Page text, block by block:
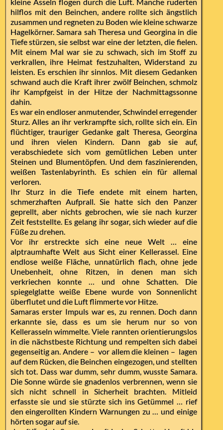
kleine Asseln flogen durch die Luft. Manche ruderten
hilflos mit den Beinchen, andere rollte sich ängstlich
zusammen und regneten zu Boden wie kleine schwarze
Hagelkörner. Samara sah Theresa und Georgina in die
Tiefe stürzen, sie selbst war eine der letzten, die fielen.
Mit einem Mal war sie zu schwach, sich im Stoff zu
verkrallen, ihre Heimat festzuhalten, Widerstand zu
leisten. Es erschien ihr sinnlos. Mit diesem Gedanken
schwand auch die Kraft ihrer zwölf Beinchen, schmolz
ihr Kampfgeist in der Hitze der Nachmittagssonne
dahin.
Es war ein endloser anmutender, Schwindel erregender
Sturz. Alles an ihr verkrampfte sich, rollte sich ein. Ein
flüchtiger, trauriger Gedanke galt Theresa, Georgina
und ihren vielen Kindern. Dann gab sie auf,
verabschiedete sich vom gemütlichen Leben unter
Steinen und Blumentöpfen. Und dem faszinierenden,
weißen Tastenlabyrinth. Es schien ein für allemal
verloren.
Ihr Sturz in die Tiefe endete mit einem harten,
schmerzhaften Aufprall. Sie hatte sich den Panzer
geprellt, aber nichts gebrochen, wie sie nach kurzer
Zeit feststellte. Es gelang ihr sogar, sich wieder auf die
Füße zu drehen.
Vor ihr erstreckte sich eine neue Welt … eine
alptraumhafte Welt aus Sicht einer Kellerassel. Eine
endlose weiße Fläche, unnatürlich flach, ohne jede
Unebenheit, ohne Ritzen, in denen man sich
verkriechen konnte … und ohne Schatten. Die
spiegelglatte weiße Ebene wurde von Sonnenlicht
überflutet und die Luft flimmerte vor Hitze.
Samaras erster Impuls war es, zu rennen. Doch dann
erkannte sie, dass es um sie herum nur so von
Kellerasseln wimmelte. Viele rannten orientierungslos
in die nächstbeste Richtung und rempelten sich dabei
gegenseitig an. Andere – vor allem die kleinen – lagen
auf dem Rücken, die Beinchen eingezogen, und stellten
sich tot. Dass war dumm, sehr dumm, wusste Samara.
Die Sonne würde sie gnadenlos verbrennen, wenn sie
sich nicht schnell in Sicherheit brachten. Mitleid
erfasste sie und sie stürzte sich ins Getümmel … rief
den eingerollten Kindern Warnungen zu … und einige
hörten sogar auf sie.